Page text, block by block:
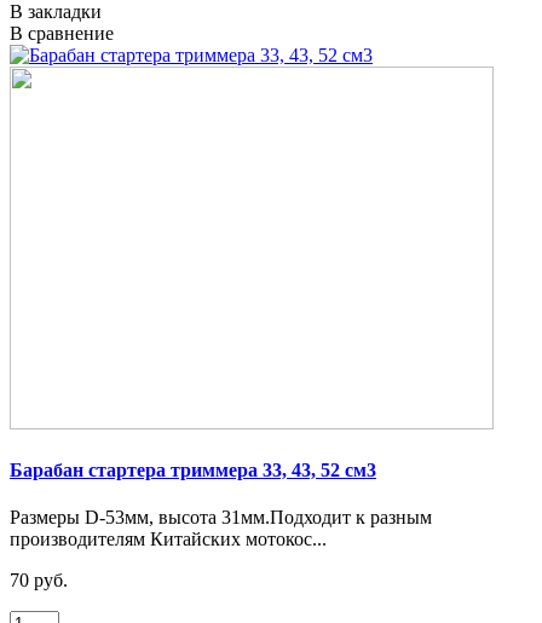
В закладки
В сравнение
Барабан стартера триммера 33, 43, 52 см3
Размеры D-53мм, высота 31мм.Подходит к разным
производителям Китайских мотокос...
70 руб.